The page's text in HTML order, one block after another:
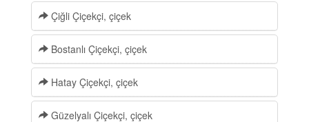
Çiğli Çiçekçi, çiçek
Bostanlı Çiçekçi, çiçek
Hatay Çiçekçi, çiçek
Güzelyalı Çiçekçi, çiçek